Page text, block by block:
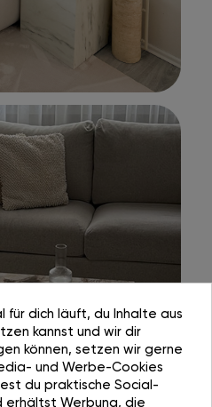
für dich läuft, du Inhalte aus
kannst und wir dir
können, setzen wir gerne
und Werbe-Cookies
du praktische Social-
erhältst Werbung, die